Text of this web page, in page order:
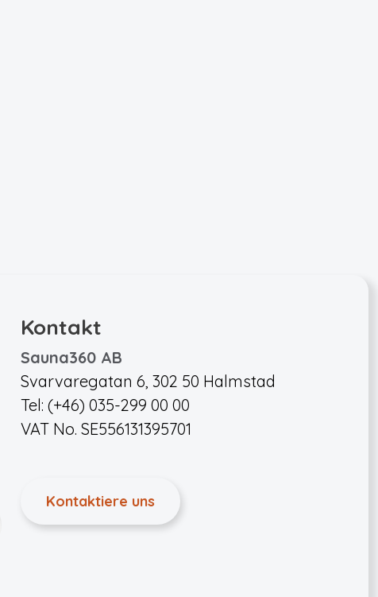
Kontakt
Sauna360 AB
Svarvaregatan 6, 302 50 Halmstad
Tel: (+46) 035-299 00 00
VAT No. SE556131395701
Kontaktiere uns